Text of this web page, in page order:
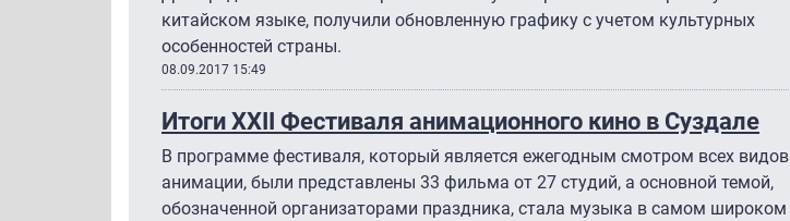
китайском языке, получили обновленную графику с учетом культурных
особенностей страны.
08.09.2017 15:49
Итоги XXII Фестиваля анимационного кино в Суздале
В программе фестиваля, который является ежегодным смотром всех видов
анимации, были представлены 33 фильма от 27 студий, а основной темой,
обозначенной организаторами праздника, стала музыка в самом широком